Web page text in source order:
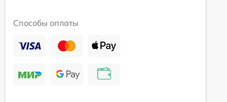
Способы оплаты